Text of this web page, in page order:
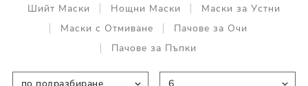
Шийт Маски Нощни Маски
Маски за Устни
Маски с Отмиване
Пачове за Очи
Пачове за Пъпки